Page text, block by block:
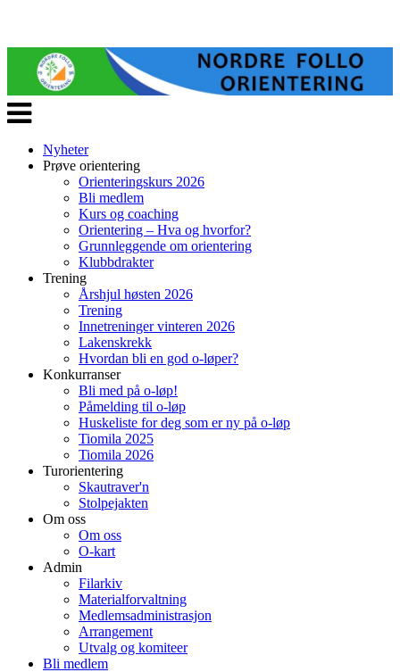
Veksle
navigasjon
Nyheter
Prøve orientering
Orienteringskurs 2026
Bli medlem
Kurs og coaching
Orientering – Hva og hvorfor?
Grunnleggende om orientering
Klubbdrakter
Trening
Årshjul høsten 2026
Trening
Innetreninger vinteren 2026
Lakenskrekk
Hvordan bli en god o-løper?
Konkurranser
Bli med på o-løp!
Påmelding til o-løp
Huskeliste for deg som er ny på o-løp
Tiomila 2025
Tiomila 2026
Turorientering
Skautraver'n
Stolpejakten
Om oss
Om oss
O-kart
Admin
Filarkiv
Materialforvaltning
Medlemsadministrasjon
Arrangement
Utvalg og komiteer
Bli medlem